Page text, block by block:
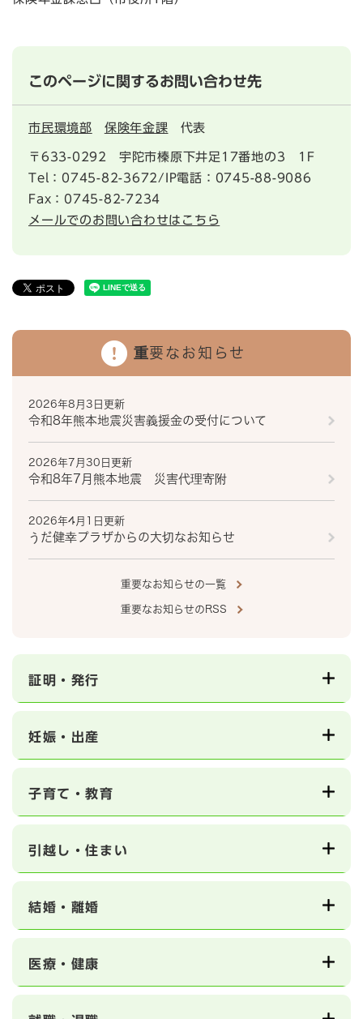
このページに関するお問い合わせ先
市民環境部 保険年金課 代表
〒633-0292
宇陀市榛原下井足17番地の3 1F
Tel：0745-82-3672/IP電話：0745-88-9086
Fax：0745-82-7234
メールでのお問い合わせはこちら
重要なお知らせ
2026年8月3日更新
令和8年熊本地震災害義援金の受付について
2026年7月30日更新
令和8年7月熊本地震 災害代理寄附
2026年4月1日更新
うだ健幸プラザからの大切なお知らせ
重要なお知らせの一覧
重要なお知らせのRSS
証明・発行
妊娠・出産
子育て・教育
引越し・住まい
結婚・離婚
医療・健康